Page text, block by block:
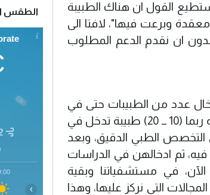
القول ان هناك الطبيبة
وبرعت فيها"، لافتا الى
ان نقدم الدعم المطلوب
عدد من الطبيبات حتى في
مرحلة العمل كطبيبة مقيمة في مثل التخصصات الطبية الدقيقة، ولا شك انه ربما (10 ــ 20) طبيبة تدخل في
هذه المهارة في التخصص الطبي الدقيق، وبعد
ثم ادخالهن في الدراسات
في مستشفياتنا وبقية
التي نركز عليها، وهذا
الطقس
›